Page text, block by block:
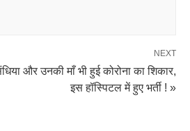
NEXT
और उनकी माँ भी हुई कोरोना का शिकार,
इस हॉस्पिटल में हुए भर्ती ! »